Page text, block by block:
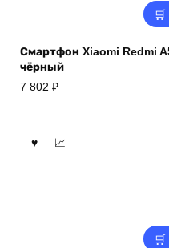
Смартфон Xiaomi Redmi
чёрный
7 802 ₽